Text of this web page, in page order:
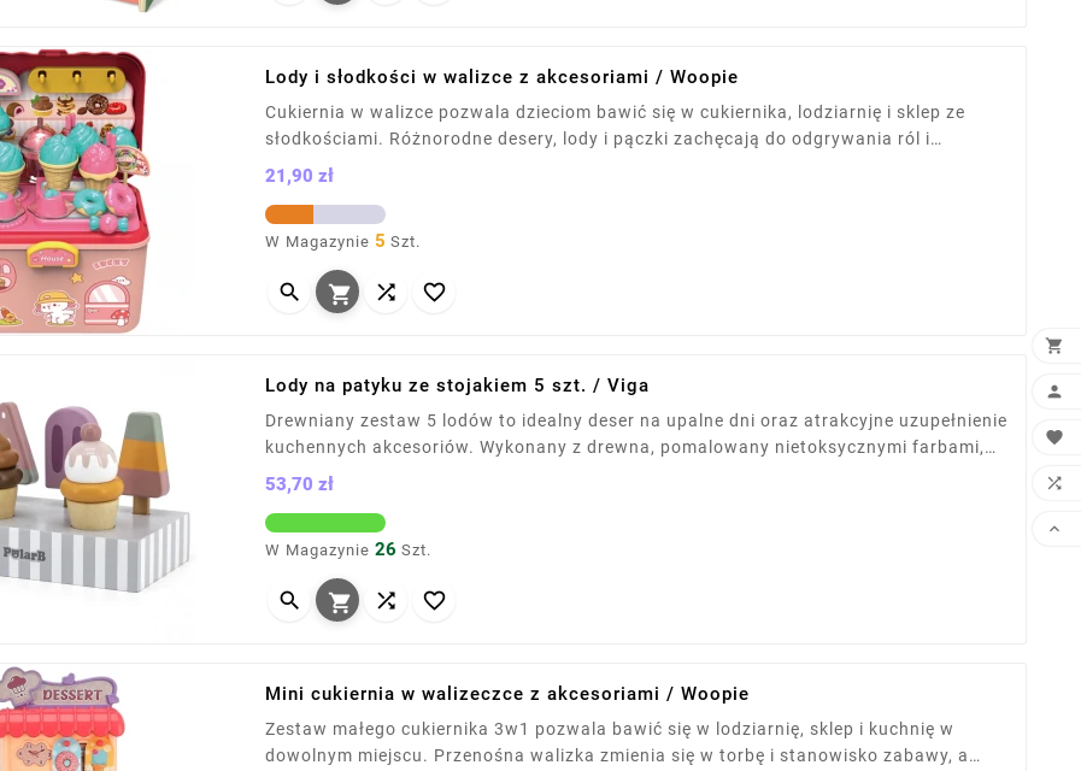
Lody i słodkości w walizce z akcesoriami / Woopie
Cukiernia w walizce pozwala dzieciom bawić się w cukiernika, lodziarnię i sklep ze
słodkościami. Różnorodne desery, lody i pączki zachęcają do odgrywania ról i
tworzenia własnych pomysłów. Zabawa rozwija wyobraźnię, zdolności manualne,
logiczne myślenie oraz umiejętności społeczne, dając radość samodzielnej i wspólnej
zabawy.
21,90 zł
W Magazynie 5 Szt.
   
Lody na patyku ze stojakiem 5 szt. / Viga
Drewniany zestaw 5 lodów to idealny deser na upalne dni oraz atrakcyjne uzupełnienie
kuchennych akcesoriów. Wykonany z drewna, pomalowany nietoksycznymi farbami,
zachwyca detalami i kolorami. Doskonały do zabawy w sklep i dom, rozwija
kreatywność, zdolności manualne i społeczne malucha.
53,70 zł
W Magazynie 26 Szt.
   
Mini cukiernia w walizeczce z akcesoriami / Woopie
Zestaw małego cukiernika 3w1 pozwala bawić się w lodziarnię, sklep i kuchnię w
dowolnym miejscu. Przenośna walizka zmienia się w torbę i stanowisko zabawy, a




